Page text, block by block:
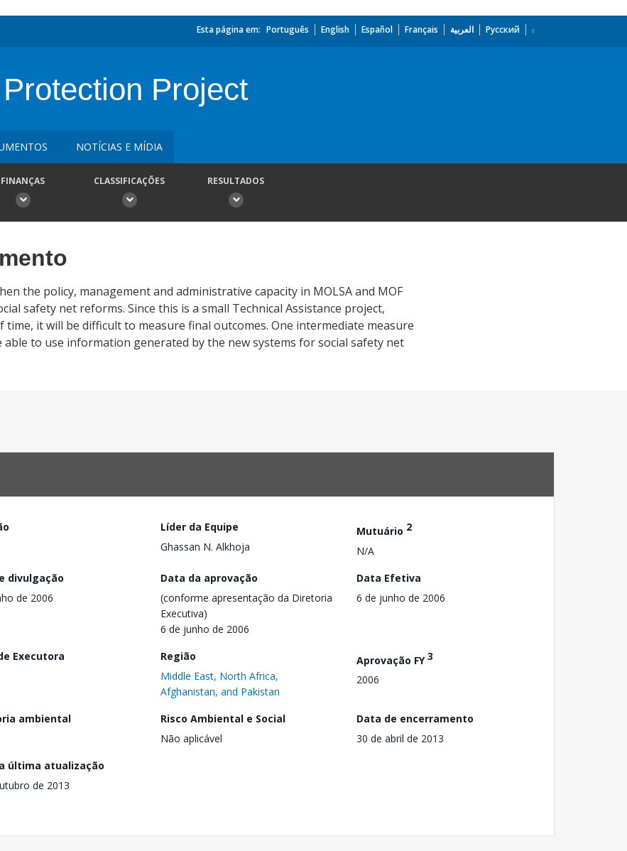
Esta página em: Português English Español Français العربية Русский
Project
NOTÍCIAS E MÍDIA
FINANÇAS CLASSIFICAÇÕES RESULTADOS
the policy, management and administrative capacity in MOLSA and MOF
safety net reforms. Since this is a small Technical Assistance project,
it will be difficult to measure final outcomes. One intermediate measure
able to use information generated by the new systems for social safety net
Líder da Equipe
Ghassan N. Alkhoja
Mutuário 2
N/A
divulgação
de 2006
Data da aprovação
(conforme apresentação da Diretoria
Executiva)
6 de junho de 2006
Data Efetiva
6 de junho de 2006
Executora
Região
Middle East, North Africa,
Afghanistan, and Pakistan
Aprovação FY3
2006
ambiental
Risco Ambiental e Social
Não aplicável
Data de encerramento
30 de abril de 2013
última atualização
de 2013